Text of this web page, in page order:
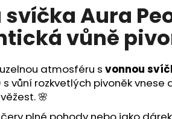
Aura
vůně
atmosféru s vonnou
s vůní rozkvetlých pivoněk
🌸